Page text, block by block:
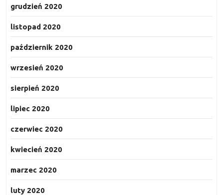
grudzień 2020
listopad 2020
październik 2020
wrzesień 2020
sierpień 2020
lipiec 2020
czerwiec 2020
kwiecień 2020
marzec 2020
luty 2020